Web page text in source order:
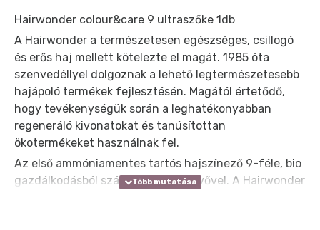
Hairwonder colour&care 9 ultraszőke 1db
A Hairwonder a természetesen egészséges, csillogó
és erős haj mellett kötelezte el magát. 1985 óta
szenvedéllyel dolgoznak a lehető legtermészetesebb
hajápoló termékek fejlesztésén. Magától értetődő,
hogy tevékenységük során a leghatékonyabban
regeneráló kivonatokat és tanúsítottan
ökotermékeket használnak fel.
Az első ammóniamentes tartós hajszínező 9-féle, bio
gazdálkodásból származó összetevővel. A Hairwonder